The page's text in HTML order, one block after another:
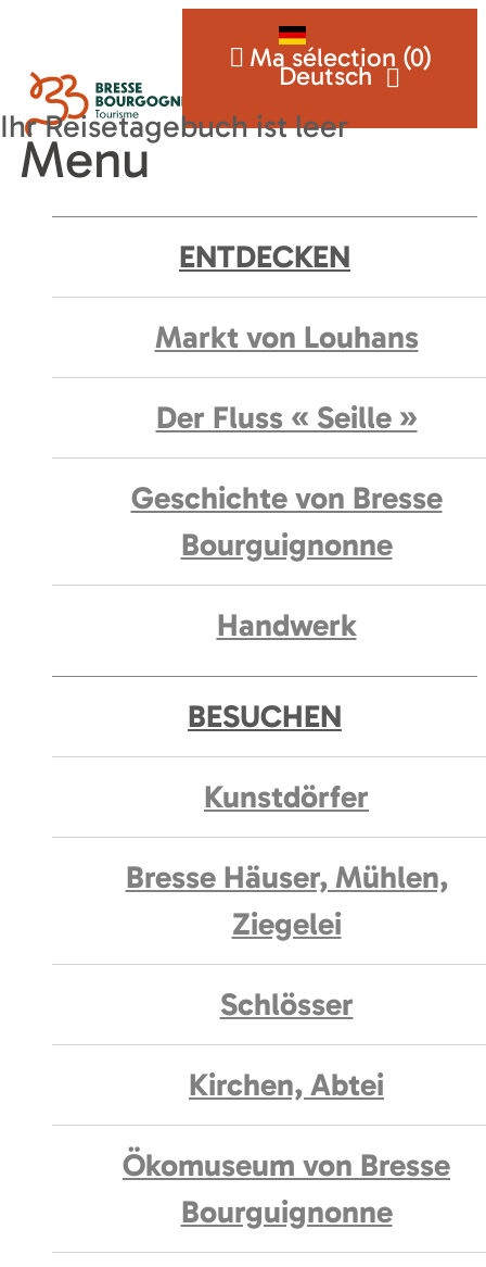
Deutsch
Ma sélection (0)
Menu
ENTDECKEN
Markt von Louhans
Der Fluss « Seille »
Geschichte von Bresse
Bourguignonne
Handwerk
BESUCHEN
Kunstdörfer
Bresse Häuser, Mühlen,
Ziegelei
Schlösser
Kirchen, Abtei
Ökomuseum von Bresse
Bourguignonne